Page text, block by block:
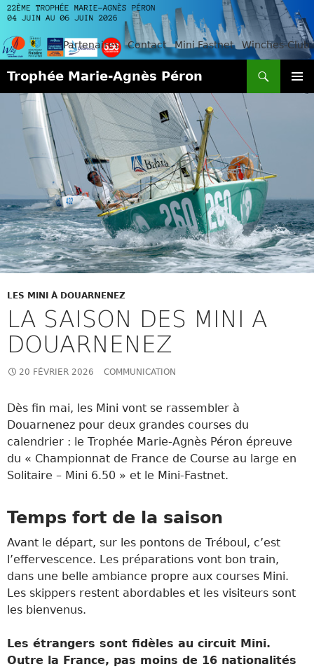
Partenaires Contact Mini Fastnet Winches-Club
Trophée Marie-Agnès Péron
CONTENU
LES MINI À DOUARNENEZ
LA SAISON DES MINI A
DOUARNENEZ
20 FÉVRIER 2026 COMMUNICATION
Dès fin mai, les Mini vont se rassembler à
Douarnenez pour deux grandes courses du
calendrier : le Trophée Marie-Agnès Péron épreuve
du « Championnat de France de Course au large en
Solitaire – Mini 6.50 » et le Mini-Fastnet.
Temps fort de la saison
Avant le départ, sur les pontons de Tréboul, c’est
l’effervescence. Les préparations vont bon train,
dans une belle ambiance propre aux courses Mini.
Les skippers restent abordables et les visiteurs sont
les bienvenus.
Les étrangers sont fidèles au circuit Mini.
Outre la France, pas moins de 16 nationalités